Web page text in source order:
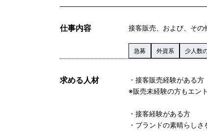
仕事内容 接客販売、および、その
急募 外資系 少人数
求める人材
・接客販売経験がある方
※販売未経験の方もエン
・接客経験がある方
・ブランドの素晴らし